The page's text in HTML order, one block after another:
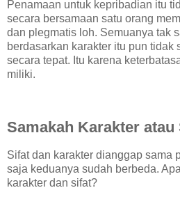
Penamaan untuk kepribadian itu
secara bersamaan satu orang
dan plegmatis loh. Semuanya tak
berdasarkan karakter itu pun tidak
secara tepat. Itu karena
miliki.
Samakah Karakter atau
Sifat dan karakter dianggap sama
saja keduanya sudah berbeda.
karakter dan sifat?